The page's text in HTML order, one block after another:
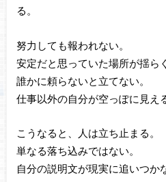
る。
努力しても報われない。
安定だと思っていた場所が揺ら
誰かに頼らないと立てない。
仕事以外の自分が空っぽに見え
こうなると、人は立ち止まる。
単なる落ち込みではない。
自分の説明文が現実に追いつか